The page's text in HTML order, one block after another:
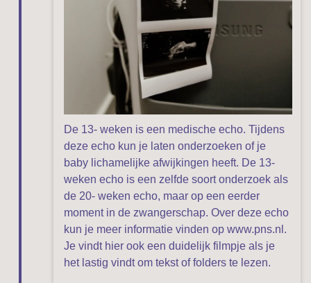
De 13- weken is een medische echo. Tijdens
deze echo kun je laten onderzoeken of je
baby lichamelijke afwijkingen heeft. De 13-
weken echo is een zelfde soort onderzoek als
de 20- weken echo, maar op een eerder
moment in de zwangerschap. Over deze echo
kun je meer informatie vinden op www.pns.nl .
Je vindt hier ook een duidelijk filmpje als je
het lastig vindt om tekst of folders te lezen.